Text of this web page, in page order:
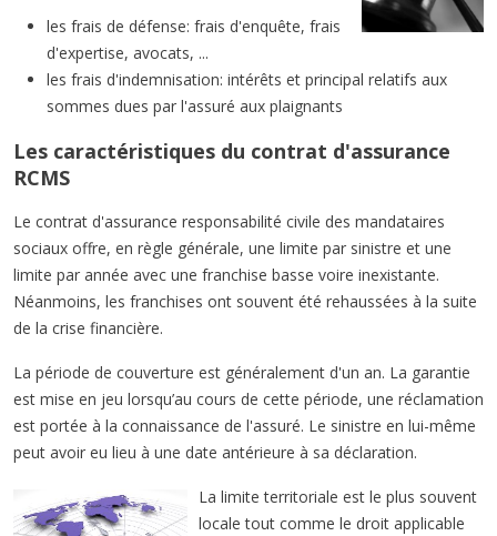
les frais de défense: frais d'enquête, frais
d'expertise, avocats, ...
les frais d'indemnisation: intérêts et principal relatifs aux
sommes dues par l'assuré aux plaignants
Les caractéristiques du contrat d'assurance
RCMS
Le contrat d'assurance responsabilité civile des mandataires
sociaux offre, en règle générale, une limite par sinistre et une
limite par année avec une franchise basse voire inexistante.
Néanmoins, les franchises ont souvent été rehaussées à la suite
de la crise financière.
La période de couverture est généralement d'un an. La garantie
est mise en jeu lorsqu’au cours de cette période, une réclamation
est portée à la connaissance de l'assuré. Le sinistre en lui-même
peut avoir eu lieu à une date antérieure à sa déclaration.
La limite territoriale est le plus souvent
locale tout comme le droit applicable